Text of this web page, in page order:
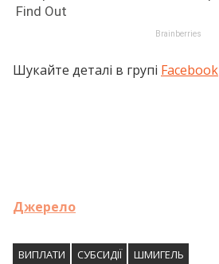
Шукайте деталі в групі Facebook
Джерело
ВИПЛАТИ СУБСИДІЇ ШМИГЕЛЬ